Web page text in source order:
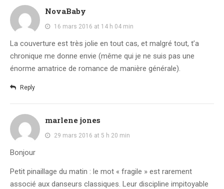
NovaBaby
16 mars 2016 at 14 h 04 min
La couverture est très jolie en tout cas, et malgré tout, t’a
chronique me donne envie (même qui je ne suis pas une
énorme amatrice de romance de manière générale).
Reply
marlene jones
29 mars 2016 at 5 h 20 min
Bonjour
Petit pinaillage du matin : le mot « fragile » est rarement
associé aux danseurs classiques. Leur discipline impitoyable